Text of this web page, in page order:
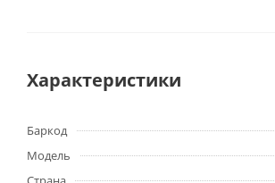
Характеристики
Баркод
Модель